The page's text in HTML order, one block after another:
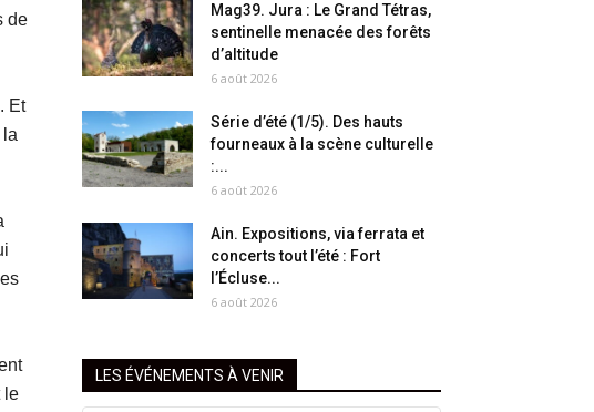
de
Et
la
le
Mag39. Jura : Le Grand Tétras,
sentinelle menacée des forêts
d’altitude
6 août 2026
Série d’été (1/5). Des hauts
fourneaux à la scène culturelle
:...
6 août 2026
Ain. Expositions, via ferrata et
concerts tout l’été : Fort
l’Écluse...
6 août 2026
LES ÉVÉNEMENTS À VENIR